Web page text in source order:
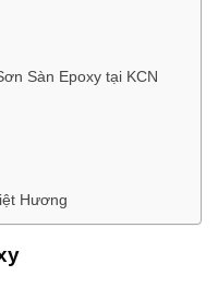
Sàn Epoxy tại KCN
Hương